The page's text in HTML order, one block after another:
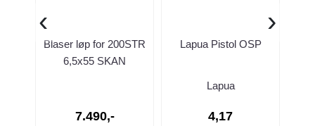
Blaser løp for 200STR
6,5x55 SKAN
7.490,-
Lapua Pistol OSP
Lapua
4,17
‹ ›